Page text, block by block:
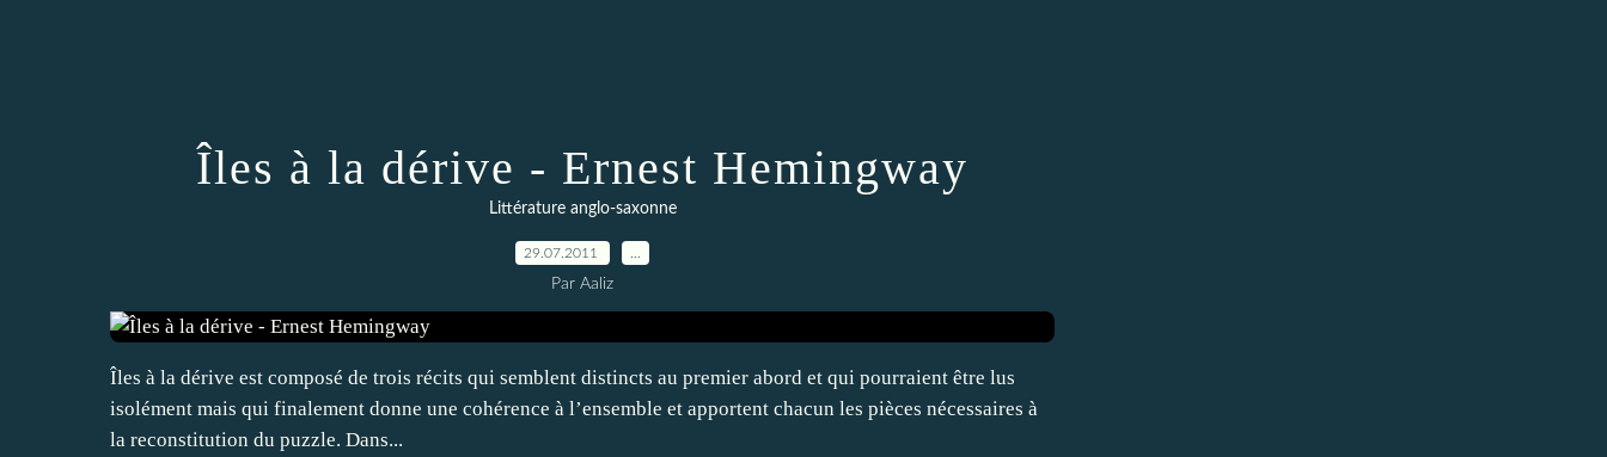
Îles à la dérive - Ernest Hemingway
Littérature anglo-saxonne
29.07.2011
Par Aaliz
Îles à la dérive est composé de trois récits qui semblent distincts au premier abord et qui pourraient être lus
isolément mais qui finalement donne une cohérence à l’ensemble et apportent chacun les pièces nécessaires à
la reconstitution du puzzle. Dans...